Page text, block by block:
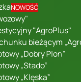
NOWOŚĆ
"AgroPlus"
bieżącym
„Dobry Plon”
„Stado”
„Klęska”